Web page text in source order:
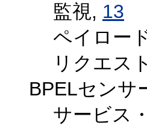
監視, 13
ペイロー
リクエス
BPELセンサ
サービス